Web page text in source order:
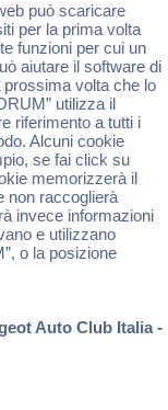
può scaricare
per la prima volta
funzioni per cui un
aiutare il software di
volta che lo
utilizza il
riferimento a tutti i
Alcuni cookie
se fai click su
memorizzerà il
non raccoglierà
invece informazioni
e utilizzano
o la posizione
Auto Club Italia -